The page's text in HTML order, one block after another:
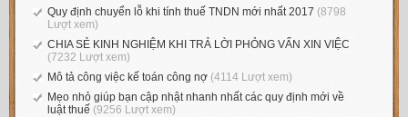
Quy định chuyển lỗ khi tính thuế TNDN mới nhất 2017 (8798
Lượt xem)
CHIA SẺ KINH NGHIỆM KHI TRẢ LỜI PHỎNG VẤN XIN VIỆC
(7232 Lượt xem)
Mô tả công việc kế toán công nợ (4114 Lượt xem)
Mẹo nhỏ giúp bạn cập nhật nhanh nhất các quy định mới về
luật thuế (9256 Lượt xem)